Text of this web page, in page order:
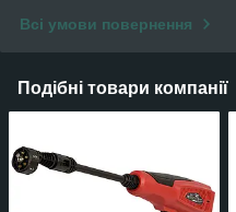
Всі умови повернення
Подібні товари компанії